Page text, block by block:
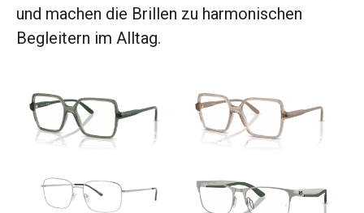
und machen die Brillen zu harmonischen
Begleitern im Alltag.